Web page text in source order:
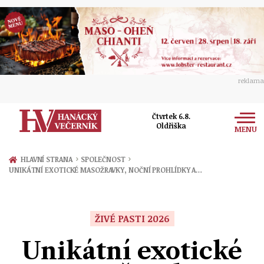
reklama
Čtvrtek 6.8.
Oldřiška
MENU
Zprávy
Přerov
Ekonomika
Ženy
Sport
HLAVNÍ STRANA › SPOLEČNOST ›
UNIKÁTNÍ EXOTICKÉ MASOŽRAVKY, NOČNÍ PROHLÍDKY A…
ŽIVÉ PASTI 2026
Unikátní exotické